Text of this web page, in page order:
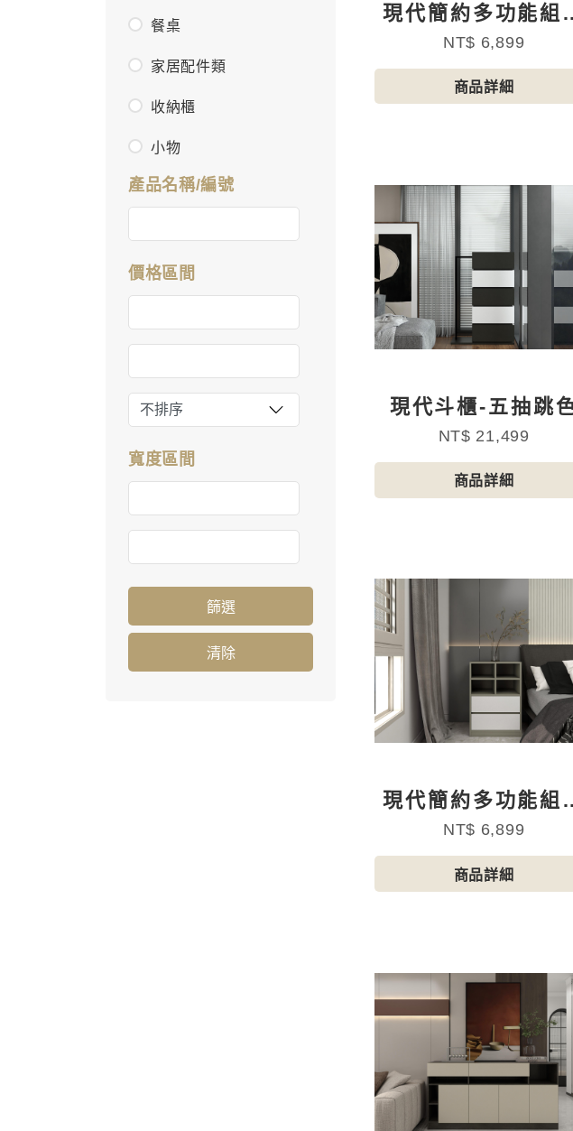
餐桌
家居配件類
收納櫃
小物
產品名稱/編號
價格區間
寬度區間
篩選
清除
現代簡約多功能組
斗櫃B
NT$ 6,899
商品詳細
現代斗櫃-五抽跳
NT$ 21,499
商品詳細
現代簡約多功能組
斗櫃A
NT$ 6,899
商品詳細